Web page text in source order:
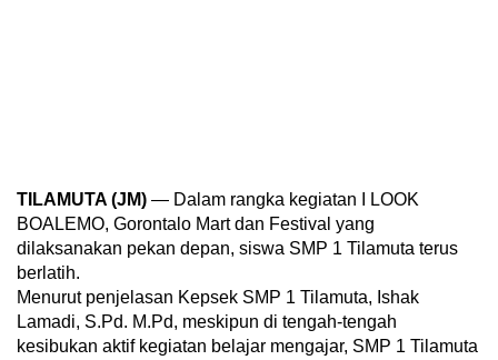
TILAMUTA (JM) — Dalam rangka kegiatan I LOOK
BOALEMO, Gorontalo Mart dan Festival yang
dilaksanakan pekan depan, siswa SMP 1 Tilamuta terus
berlatih.
Menurut penjelasan Kepsek SMP 1 Tilamuta, Ishak
Lamadi, S.Pd. M.Pd, meskipun di tengah-tengah
kesibukan aktif kegiatan belajar mengajar, SMP 1 Tilamuta